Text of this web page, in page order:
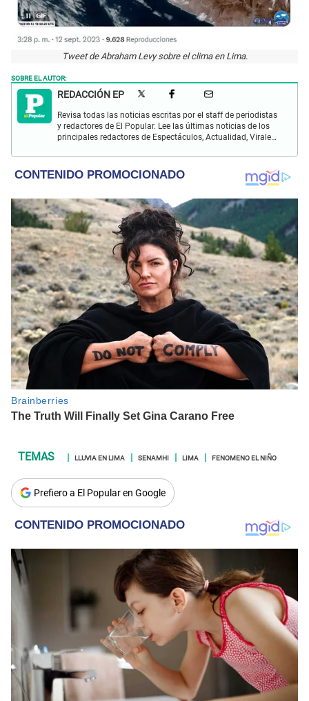
Tweet de Abraham Levy sobre el clima en Lima.
SOBRE EL AUTOR:
REDACCIÓN EP
Revisa todas las noticias escritas por el staff de periodistas
y redactores de El Popular. Lee las últimas noticias de los
principales redactores de Espectáculos, Actualidad, Virales,
LLUVIA EN LIMA SENAMHI LIMA FENOMENO EL NIÑO
Prefiero a El Popular en Google